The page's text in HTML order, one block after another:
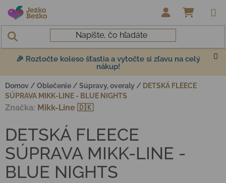
Prejsť na obsah
🎉 Roztočte koleso šťastia a vytočte si zľavu na celý
nákup!
Domov / Oblečenie / Súpravy, overaly / DETSKÁ FLEECE
SÚPRAVA MIKK-LINE - BLUE NIGHTS
DETSKÁ FLEECE
SÚPRAVA MIKK-LINE -
BLUE NIGHTS
Značka: Mikk-Line 🇩🇰